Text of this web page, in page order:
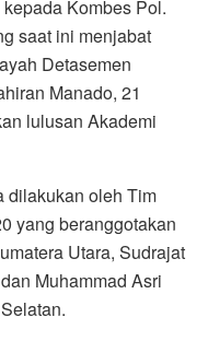
Kombes Pol.
saat ini menjabat
Detasemen
Manado, 21
lulusan Akademi
dilakukan oleh Tim
yang beranggotakan
Utara, Sudrajat
Muhammad Asri